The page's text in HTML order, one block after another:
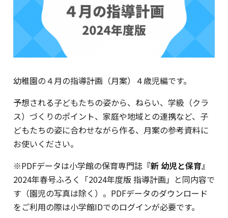
幼稚園の４月の指導計画（月案）４歳児編です。
予想される子どもたちの姿から、ねらい、学級（クラ
ス）づくりのポイント、家庭や地域との連携など、子
どもたちの姿に合わせながら作る、月案の参考資料に
お使いください。
※PDFデータは小学館の保育専門誌 『新 幼児と保育』
2024年春号ふろく「2024年度版 指導計画」と同内容で
す（園児の写真は除く）。PDFデータのダウンロード
をご利用の際は小学館IDでのログインが必要です。